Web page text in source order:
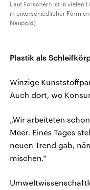
Laut Forschern ist in vielen
in unterschiedlicher Form
Naupold)
Plastik als
Winzige
Auch dort, wo
„Wir arbeiteten
Meer. Eines Tages
neuen Trend gab,
mischen.“